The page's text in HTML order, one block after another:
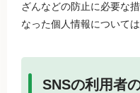
ざんなどの防止に必要な
なった個人情報について
SNSの利用者